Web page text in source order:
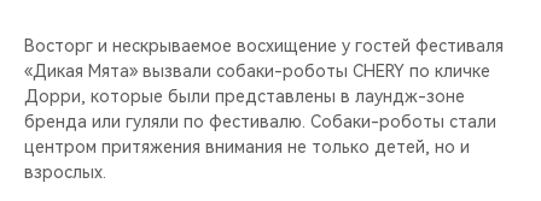
Восторг и нескрываемое восхищение у гостей фестиваля
«Дикая Мята» вызвали собаки-роботы CHERY по кличке
Дорри, которые были представлены в лаундж-зоне
бренда или гуляли по фестивалю. Собаки-роботы стали
центром притяжения внимания не только детей, но и
взрослых.